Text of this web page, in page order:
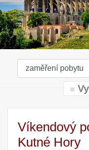
Víkendový
Kutné Hory